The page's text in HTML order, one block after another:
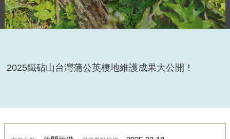
2025鐵砧山台灣蒲公英棲地維護成果大公開！